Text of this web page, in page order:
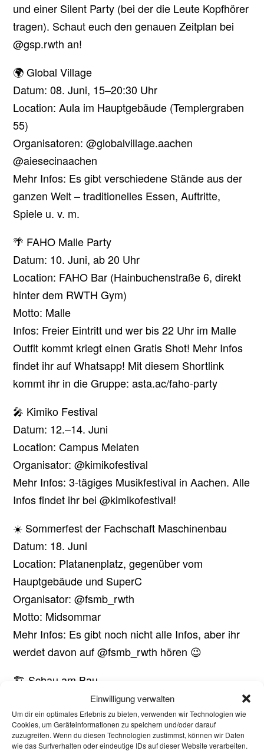
Einwilligung verwalten
Um dir ein optimales Erlebnis zu bieten, verwenden wir Technologien wie
Cookies, um Geräteinformationen zu speichern und/oder darauf
zuzugreifen. Wenn du diesen Technologien zustimmst, können wir Daten
wie das Surfverhalten oder eindeutige IDs auf dieser Website verarbeiten.
und einer Silent Party (bei der die Leute Kopfhörer
tragen). Schaut euch den genauen Zeitplan bei
@gsp.rwth an!
🌍 Global Village
Datum: 08. Juni, 15–20:30 Uhr
Location: Aula im Hauptgebäude (Templergraben
55)
Organisatoren: @globalvillage.aachen
@aiesecinaachen
Mehr Infos: Es gibt verschiedene Stände aus der
ganzen Welt – traditionelles Essen, Auftritte,
Spiele u. v. m.
🌴 FAHO Malle Party
Datum: 10. Juni, ab 20 Uhr
Location: FAHO Bar (Hainbuchenstraße 6, direkt
hinter dem RWTH Gym)
Motto: Malle
Infos: Freier Eintritt und wer bis 22 Uhr im Malle
Outfit kommt kriegt einen Gratis Shot! Mehr Infos
findet ihr auf Whatsapp! Mit diesem Shortlink
kommt ihr in die Gruppe: asta.ac/faho-party
🎤 Kimiko Festival
Datum: 12.–14. Juni
Location: Campus Melaten
Organisator: @kimikofestival
Mehr Infos: 3-tägiges Musikfestival in Aachen. Alle
Infos findet ihr bei @kimikofestival!
☀️ Sommerfest der Fachschaft Maschinenbau
Datum: 18. Juni
Location: Platanenplatz, gegenüber vom
Hauptgebäude und SuperC
Organisator: @fsmb_rwth
Motto: Midsommar
Mehr Infos: Es gibt noch nicht alle Infos, aber ihr
werdet davon auf @fsmb_rwth hören 😉
🏗️ Schau am Bau
Location: Mies-van-der-Rohe-Straße 1
Organisatoren: @teamparty_bauing